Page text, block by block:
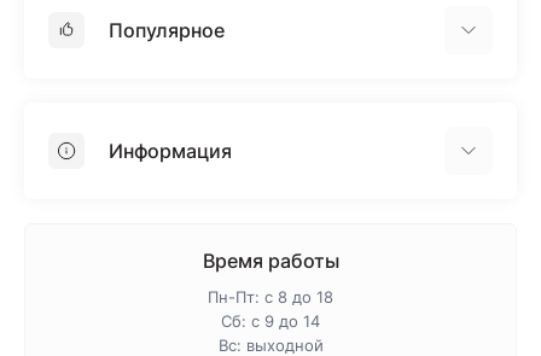
Популярное
ПенопластИнформация
Время работы
Пн-Пт: с 8 до 18
Сб: с 9 до 14
Вс: выходной